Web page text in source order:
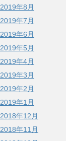
2019年8月
2019年7月
2019年6月
2019年5月
2019年4月
2019年3月
2019年2月
2019年1月
2018年12月
2018年11月